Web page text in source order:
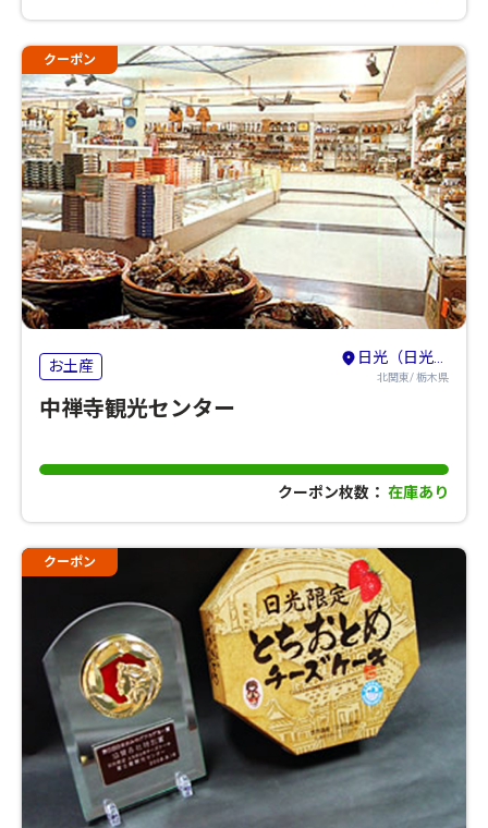
クーポン
お土産 日光（日光・鬼怒川・湯西川・今市・足尾）
北関東/ 栃木県
中禅寺観光センター
クーポン枚数： 在庫あり
クーポン